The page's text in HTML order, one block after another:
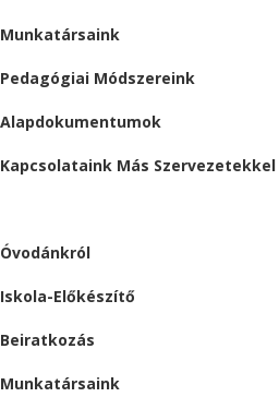
Munkatársaink
Pedagógiai Módszereink
Alapdokumentumok
Kapcsolataink Más Szervezetekkel
Óvodánkról
Iskola-Előkészítő
Beiratkozás
Munkatársaink